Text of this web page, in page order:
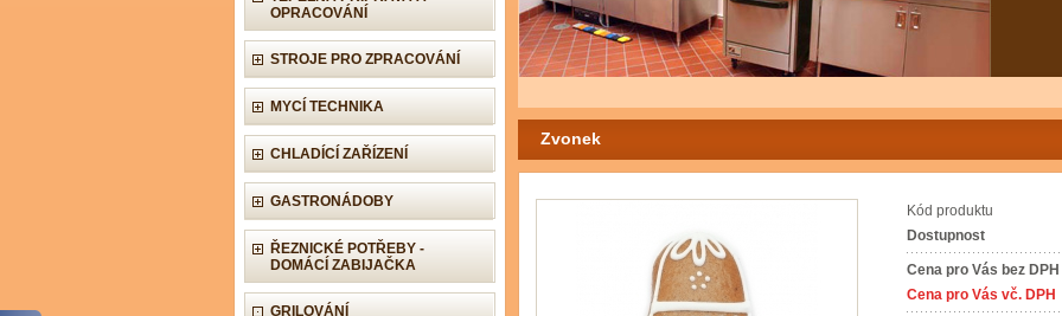
OPRACOVÁNÍ
STROJE PRO ZPRACOVÁNÍ
MYCÍ TECHNIKA
CHLADÍCÍ ZAŘÍZENÍ
GASTRONÁDOBY
ŘEZNICKÉ POTŘEBY -
DOMÁCÍ ZABIJAČKA
GRILOVÁNÍ
Zvonek
Kód produktu
Dostupnost
Cena pro Vás bez DPH
Cena pro Vás vč. DPH